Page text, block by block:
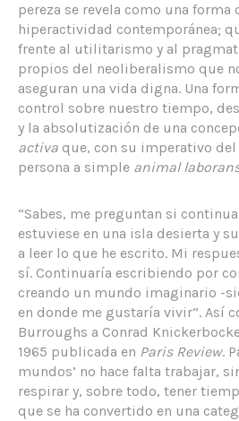
pereza se revela como una forma
hiperactividad contemporánea;
frente al utilitarismo y al
propios del neoliberalismo que
aseguran una vida digna. Una
control sobre nuestro tiempo,
y la absolutización de una
activa que, con su imperativo
persona a simple animal
“Sabes, me preguntan si
estuviese en una isla desierta y
a leer lo que he escrito. Mi
sí. Continuaría escribiendo por
creando un mundo imaginario -
en donde me gustaría vivir”. Así
Burroughs a Conrad
1965 publicada en Paris Review.
mundos’ no hace falta trabajar,
respirar y, sobre todo, tener
que se ha convertido en una